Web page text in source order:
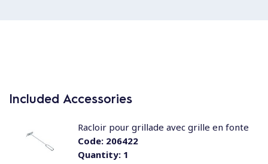
Included Accessories
Quantity:1
Code:206422
Racloir pour grillade avec grille en fonte